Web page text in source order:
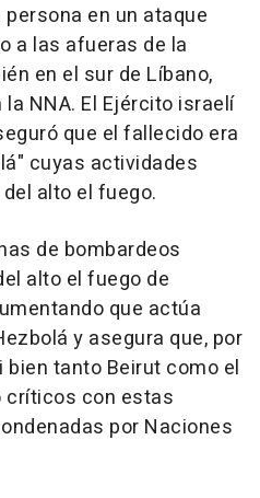
en un ataque
a las afueras de la
en el sur de Líbano,
NNA. El Ejército israelí
que el fallecido era
cuyas actividades
alto el fuego.
de bombardeos
alto el fuego de
que actúa
y asegura que, por
bien tanto Beirut como el
críticos con estas
por Naciones